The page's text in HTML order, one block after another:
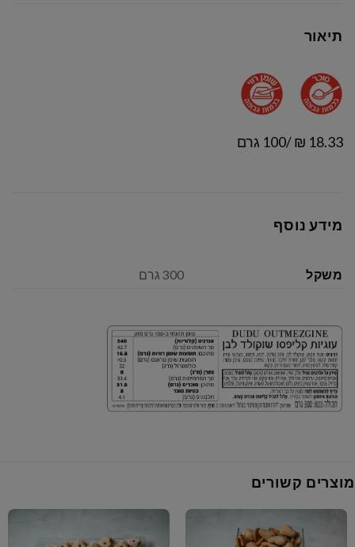
תיאור
18.33 ₪ /100 גרם
מידע נוסף
משקל 300 גרם
מוצרים קשורים